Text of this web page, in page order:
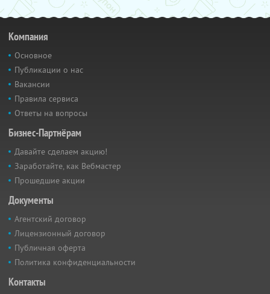
Компания
Основное
Публикации о нас
Вакансии
Правила сервиса
Ответы на вопросы
Бизнес-Партнёрам
Давайте сделаем акцию!
Заработайте, как Вебмастер
Прошедшие акции
Документы
Агентский договор
Лицензионный договор
Публичная оферта
Политика конфиденциальности
Контакты